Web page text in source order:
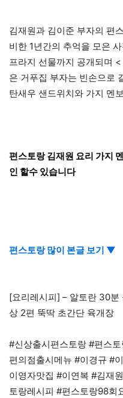
김재원과 김이준 부자의 편
비한 1년간의 추억을 모은
프라지 선물까지 공개되며
은 거푸집 부자는 빈손으로
탄새우 샌드위치와 가지 멘
편스토랑 김재원 요리 가지
인 할수 있습니다
편스토랑 많이 본글 보기 ▼
[요리레시피] – 알토란 30분
상 2편 뚝딱 초간단 육개장
#신상출시편스토랑 #편스
편의점출시메뉴 #이경규 #
이영자맛집 #이연복 #김재
토랑레시피 #편스토랑98회